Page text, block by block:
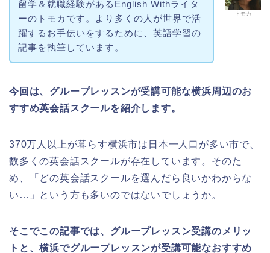
トモカ
留学＆就職経験があるEnglish Withライタ
ーのトモカです。より多くの人が世界で活
躍するお手伝いをするために、英語学習の
記事を執筆しています。
今回は、グループレッスンが受講可能な横浜周辺のお
すすめ英会話スクールを紹介します。
370万人以上が暮らす横浜市は日本一人口が多い市で、
数多くの英会話スクールが存在しています。そのた
め、「どの英会話スクールを選んだら良いかわからな
い…」という方も多いのではないでしょうか。
そこでこの記事では、グループレッスン受講のメリッ
トと、横浜でグループレッスンが受講可能なおすすめ